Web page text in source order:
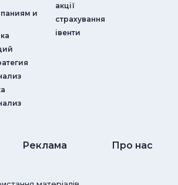
и
акції
страхування
iвенти
Реклама Про нас